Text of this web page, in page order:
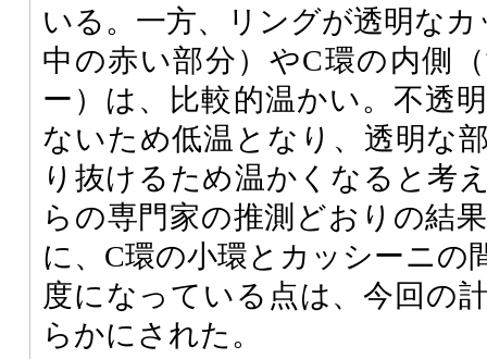
いる。一方、リングが透明な
中の赤い部分）やC環の内側
ー）は、比較的温かい。不透
ないため低温となり、透明な
り抜けるため温かくなると考
らの専門家の推測どおりの結
に、C環の小環とカッシーニの
度になっている点は、今回の
らかにされた。